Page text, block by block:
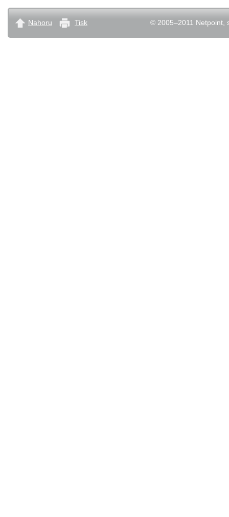
© 2005–2011 Netpoint,
Nahoru Tisk